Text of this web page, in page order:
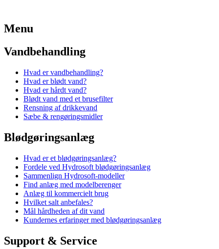
Menu
Vandbehandling
Hvad er vandbehandling?
Hvad er blødt vand?
Hvad er hårdt vand?
Blødt vand med et brusefilter
Rensning af drikkevand
Sæbe & rengøringsmidler
Blødgøringsanlæg
Hvad er et blødgøringsanlæg?
Fordele ved Hydrosoft blødgøringsanlæg
Sammenlign Hydrosoft-modeller
Find anlæg med modelberenger
Anlæg til kommercielt brug
Hvilket salt anbefales?
Mål hårdheden af dit vand
Kundernes erfaringer med blødgøringsanlæg
Support & Service